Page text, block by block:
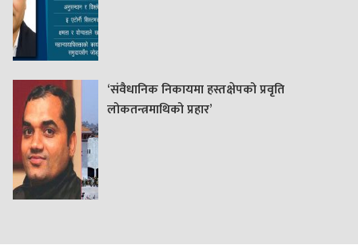
‘संवैधानिक निकायमा हस्तक्षेपको प्रवृति
लोकतन्त्रमाथिको प्रहार’